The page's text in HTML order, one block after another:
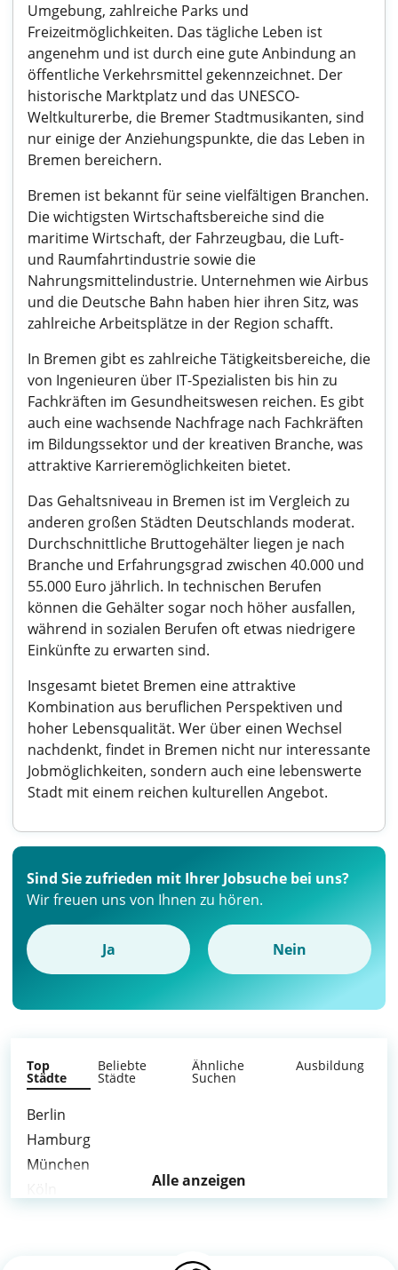
Umgebung, zahlreiche Parks und
Freizeitmöglichkeiten. Das tägliche Leben ist
angenehm und ist durch eine gute Anbindung an
öffentliche Verkehrsmittel gekennzeichnet. Der
historische Marktplatz und das UNESCO-
Weltkulturerbe, die Bremer Stadtmusikanten, sind
nur einige der Anziehungspunkte, die das Leben in
Bremen bereichern.
Bremen ist bekannt für seine vielfältigen Branchen.
Die wichtigsten Wirtschaftsbereiche sind die
maritime Wirtschaft, der Fahrzeugbau, die Luft-
und Raumfahrtindustrie sowie die
Nahrungsmittelindustrie. Unternehmen wie Airbus
und die Deutsche Bahn haben hier ihren Sitz, was
zahlreiche Arbeitsplätze in der Region schafft.
In Bremen gibt es zahlreiche Tätigkeitsbereiche, die
von Ingenieuren über IT-Spezialisten bis hin zu
Fachkräften im Gesundheitswesen reichen. Es gibt
auch eine wachsende Nachfrage nach Fachkräften
im Bildungssektor und der kreativen Branche, was
attraktive Karrieremöglichkeiten bietet.
Das Gehaltsniveau in Bremen ist im Vergleich zu
anderen großen Städten Deutschlands moderat.
Durchschnittliche Bruttogehälter liegen je nach
Branche und Erfahrungsgrad zwischen 40.000 und
55.000 Euro jährlich. In technischen Berufen
können die Gehälter sogar noch höher ausfallen,
während in sozialen Berufen oft etwas niedrigere
Einkünfte zu erwarten sind.
Insgesamt bietet Bremen eine attraktive
Kombination aus beruflichen Perspektiven und
hoher Lebensqualität. Wer über einen Wechsel
nachdenkt, findet in Bremen nicht nur interessante
Jobmöglichkeiten, sondern auch eine lebenswerte
Stadt mit einem reichen kulturellen Angebot.
Sind Sie zufrieden mit Ihrer Jobsuche bei uns?
Wir freuen uns von Ihnen zu hören.
Ja Nein
Top
Städte
Beliebte
Städte
Ähnliche
Suchen
Ausbildung
Berlin
Hamburg
München
Alle anzeigen